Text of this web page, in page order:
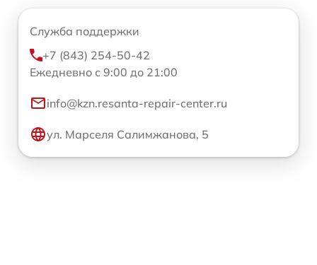
Служба поддержки
+7 (843) 254-50-42
Ежедневно с 9:00 до 21:00
info@kzn.resanta-repair-center.ru
ул. Марселя Салимжанова, 5